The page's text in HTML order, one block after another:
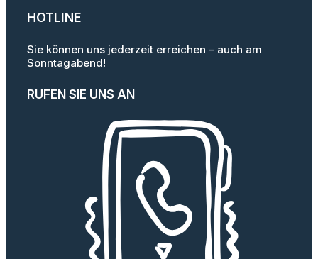
HOTLINE
Sie können uns jederzeit erreichen – auch am
Sonntagabend!
RUFEN SIE UNS AN